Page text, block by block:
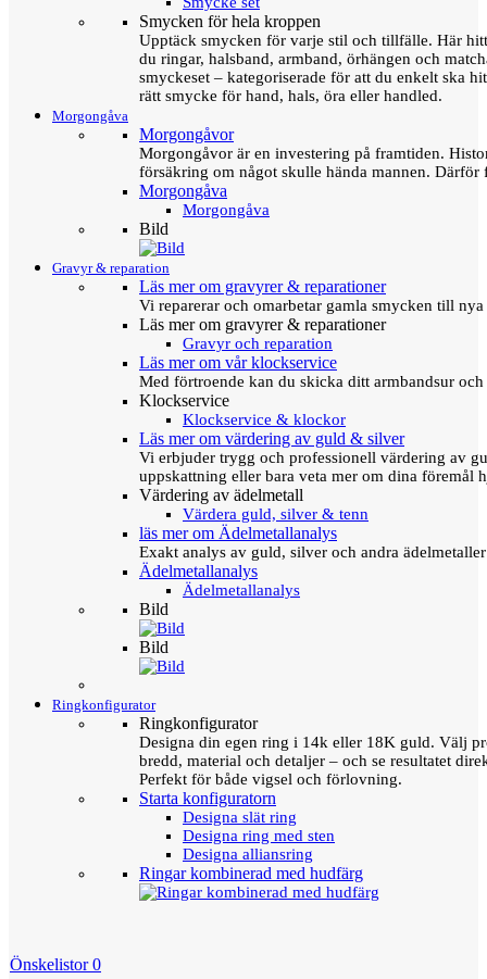
Smycken för hela kroppen
Upptäck smycken för varje stil och tillfälle. Här
du ringar, halsband, armband, örhängen och
smyckeset – kategoriserade för att du enkelt ska
rätt smycke för hand, hals, öra eller handled.
Morgongåva
Morgongåvor
Morgongåvor är en investering på framtiden.
försäkring om något skulle hända mannen.
Morgongåva
Morgongåva
Bild
Gravyr & reparation
Läs mer om gravyrer & reparationer
Vi reparerar och omarbetar gamla smycken till
Läs mer om gravyrer & reparationer
Gravyr och reparation
Läs mer om vår klockservice
Med förtroende kan du skicka ditt armbandsur
Klockservice
Klockservice & klockor
Läs mer om värdering av guld & silver
Vi erbjuder trygg och professionell värdering av
uppskattning eller bara veta mer om dina föremål
Värdering av ädelmetall
Värdera guld, silver & tenn
läs mer om Ädelmetallanalys
Exakt analys av guld, silver och andra
Ädelmetallanalys
Ädelmetallanalys
Bild
Bild
Ringkonfigurator
Ringkonfigurator
Designa din egen ring i 14k eller 18K guld. Välj
bredd, material och detaljer – och se resultatet
Perfekt för både vigsel och förlovning.
Starta konfiguratorn
Designa slät ring
Designa ring med sten
Designa alliansring
Ringar kombinerad med hudfärg
Önskelistor 0